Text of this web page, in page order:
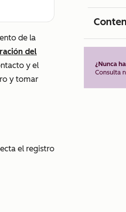
de la
del
y el
y tomar
el registro